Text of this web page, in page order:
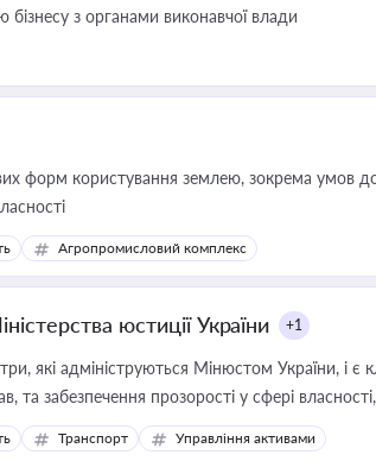
бізнесу з органами виконавчої влади
форм користування землею, зокрема умов
Агропромисловий комплекс
юстиції України +1
які адмініструються Мінюстом України, і
та забезпечення прозорості у сфері
Транспорт Управління активами